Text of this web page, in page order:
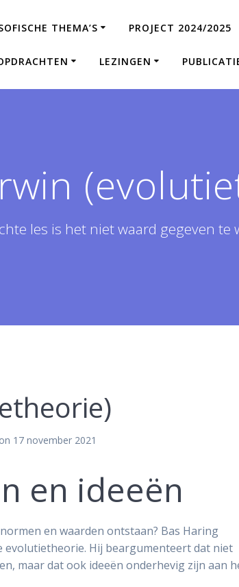
THEMA’S PROJECT 2024/2025
LEZINGEN
les is het niet waard gegeven te
on 17 november 2021
en ideeën
en waarden ontstaan? Bas Haring
Hij beargumenteert dat niet
maar dat ook ideeën onderhevig zijn aan